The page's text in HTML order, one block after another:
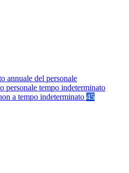
annuale del personale
personale tempo indeterminato
a tempo indeterminato 45